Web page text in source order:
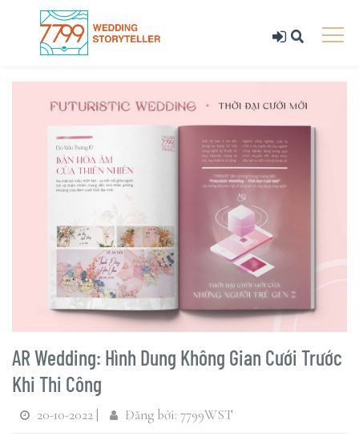
AR Wedding: Hình Dung Không Gian Cưới Trước
Khi Thi Công
20-10-2022 | Đăng bởi: 7799WST